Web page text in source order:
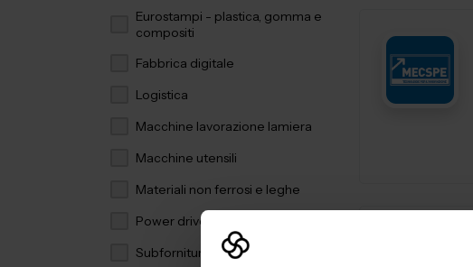
Eurostampi - plastica, gomma e
compositi
Fabbrica digitale
Logistica
Macchine lavorazione lamiera
Macchine utensili
Materiali non ferrosi e leghe
Power drive
Subfornitura meccanica